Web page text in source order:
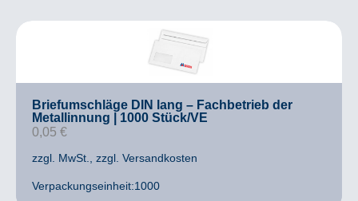
Briefumschläge DIN lang – Fachbetrieb der
Metallinnung | 1000 Stück/VE
0,05 €
Verpackungseinheit:1000
zzgl. MwSt. , zzgl. Versandkosten